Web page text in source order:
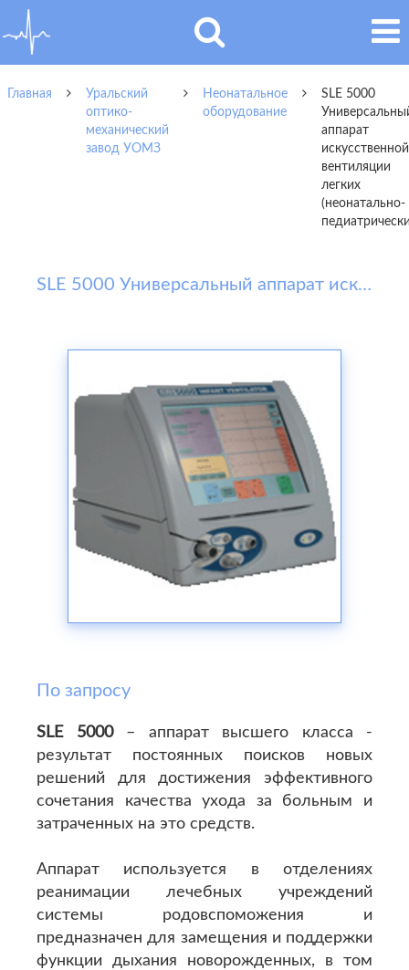
Главная
Уральский
оптико-
механический
завод УОМЗ
Неонатальное
оборудование
SLE 5000
аппарат
искусственной
вентиляции
легких
(неонатально-
SLE 5000 Универсальный аппарат искусственной вентиляции легких (неонатально-педиатрический)
По запросу
SLE 5000– аппарат высшего класса -
результат постоянных поисков новых
решений для достижения эффективного
сочетания качества ухода за больным и
затраченных на это средств.
Аппарат используется в отделениях
реанимации лечебных учреждений
системы родовспоможения и
предназначен для замещения и поддержки
функции дыхания новорожденных, в том